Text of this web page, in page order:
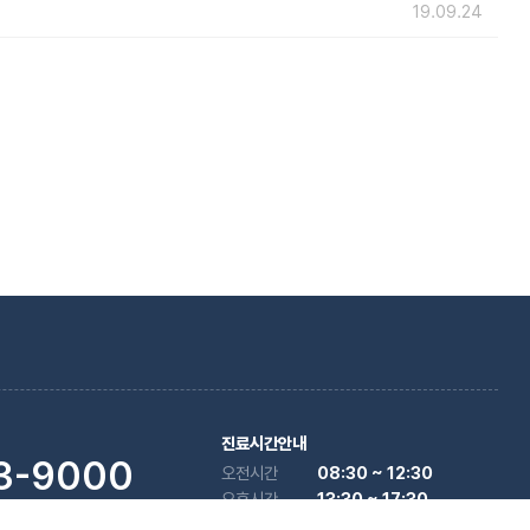
19.09.24
9000
진료시간안내
오전시간
08:30 ~ 12:30
오후시간
13:30 ~ 17:30